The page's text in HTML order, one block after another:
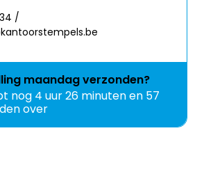
/
maandagverzonden?
nog 4 uur 26 minuten en 57
over